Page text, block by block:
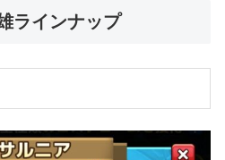
ラインナップ